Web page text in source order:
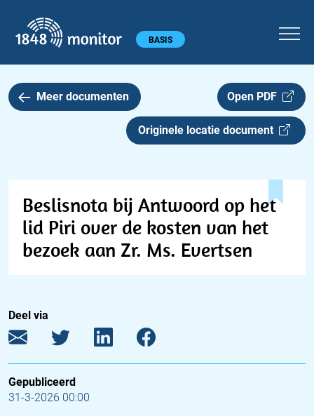
Hoofdmenu BASIS
Meer documenten Open PDF
Originele locatie document
Beslisnota bij Antwoord op het
lid Piri over de kosten van het
bezoek aan Zr. Ms. Evertsen
Deel via
Gepubliceerd
31-3-2026 00:00